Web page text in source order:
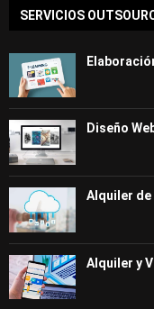
SERVICIOS
Diseño
Alquiler
Alquiler y